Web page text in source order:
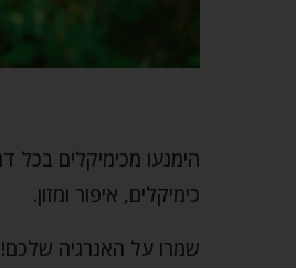
הימנעו מכימיקלים בכל
כימיקלים, איפור ומזון.
שמרו על האנרגיה